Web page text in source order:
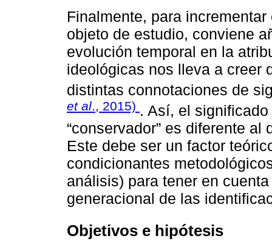
Finalmente, para
objeto de estudio, conviene
evolución temporal en la
ideológicas nos lleva a creer
distintas connotaciones de
et al., 2015) . Así, el
“conservador” es diferente
Este debe ser un factor
condicionantes
análisis) para tener en
generacional de las
Objetivos e hipótesis